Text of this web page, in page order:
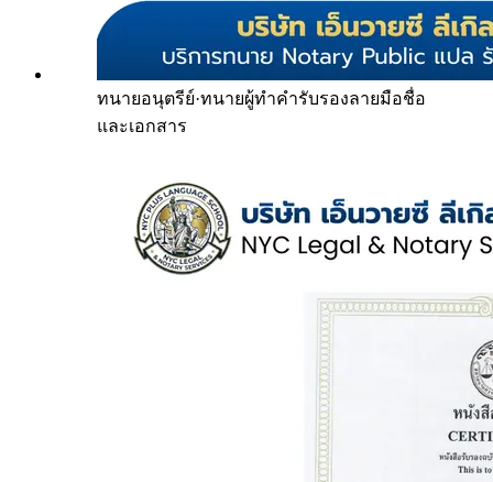
ทนายอนุตรีย์·ทนายผู้ทำคำรับรองลายมือชื่อ
และเอกสาร